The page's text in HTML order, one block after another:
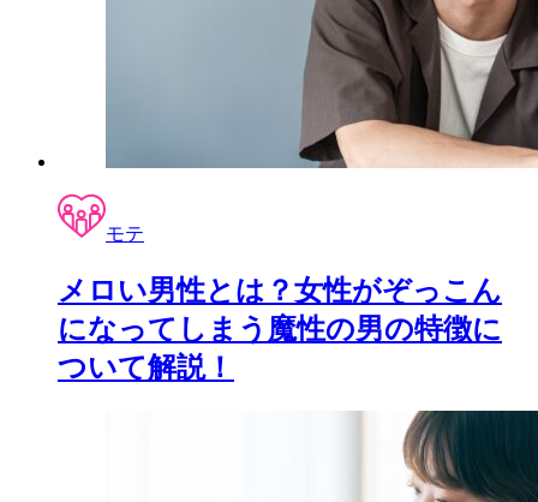
モテ
メロい男性とは？女性がぞっこん
になってしまう魔性の男の特徴に
ついて解説！